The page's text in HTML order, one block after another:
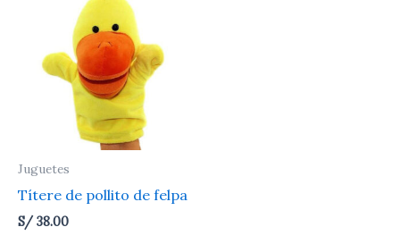
Juguetes
Títere de pollito de felpa
S/38.00